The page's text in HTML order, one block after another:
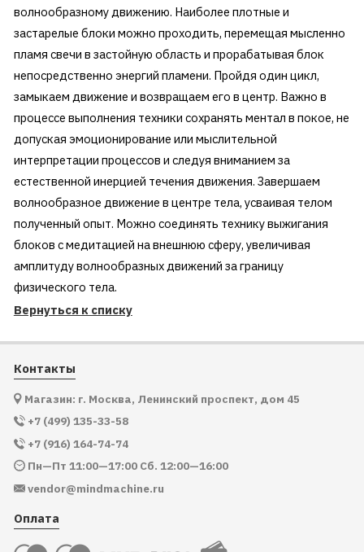
волнообразному движению. Наиболее плотные и
застарелые блоки можно проходить, перемещая мысленно
пламя свечи в застойную область и прорабатывая блок
непосредственно энергий пламени. Пройдя один цикл,
замыкаем движение и возвращаем его в центр. Важно в
процессе выполнения техники сохранять ментал в покое, не
допуская эмоционирование или мыслительной
интерпретации процессов и следуя вниманием за
естественной инерцией течения движения. Завершаем
волнообразное движение в центре тела, усваивая телом
полученный опыт. Можно соединять технику выжигания
блоков с медитацией на внешнюю сферу, увеличивая
амплитуду волнообразных движений за границу
физического тела.
Вернуться к списку
Контакты
Магазин: г. Москва, Ленинский проспект, дом 45
+7 (499) 135-33-58
+7 (916) 164-74-74
Пн—Пт 11:00—17:00 Сб. 12:00—16:00
vendor@mindmachine.ru
Оплата